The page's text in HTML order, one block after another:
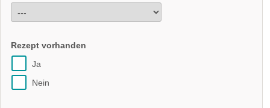
Rezept vorhanden
Ja
Nein